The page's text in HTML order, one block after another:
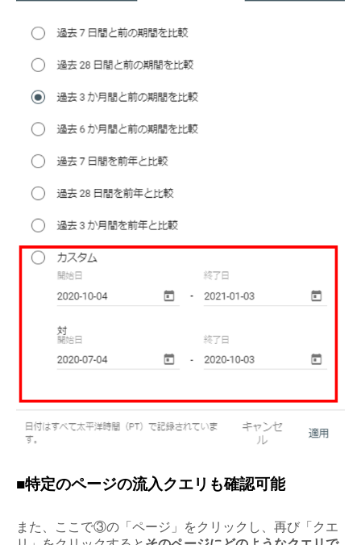
■特定のページの流入クエリも確認可能
また、ここで③の「ページ」をクリックし、再び「クエ